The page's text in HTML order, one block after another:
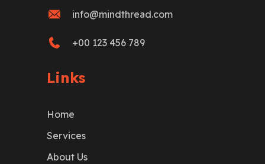
info@mindthread.com
+00 123 456 789
Links
Home
Services
About Us